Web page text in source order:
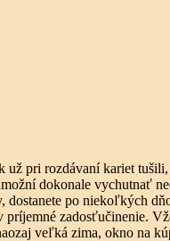
už pri rozdávaní kariet
dokonale vychutnať
dostanete po niekoľkých
príjemné zadosťučinenie.
veľká zima, okno na